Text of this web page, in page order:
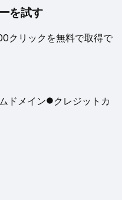
を試す
クリックを無料で取得で
ドメイン
クレジットカ